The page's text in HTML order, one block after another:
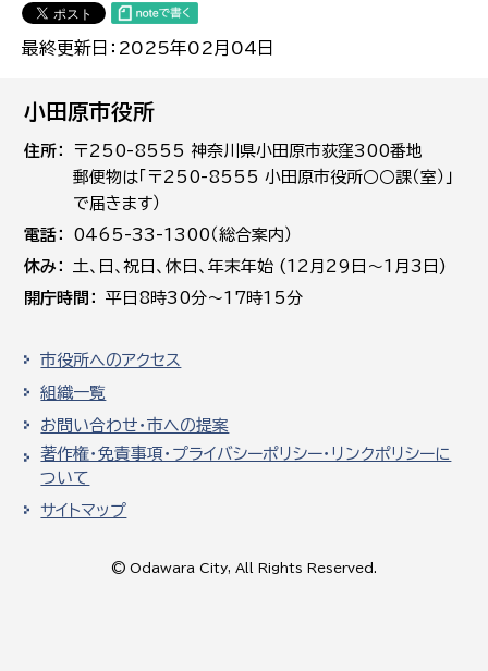
最終更新日：2025年02月04日
小田原市役所
住所
〒250-8555 神奈川県小田原市荻窪300番地
郵便物は「〒250-8555 小田原市役所○○課（室）」
で届きます）
電話
0465-33-1300（総合案内）
休み
土､日､祝日、休日、年末年始 (12月29日～1月3日)
開庁時間
平日8時30分～17時15分
市役所へのアクセス
組織一覧
お問い合わせ・市への提案
著作権・免責事項・プライバシーポリシー・リンクポリシーに
ついて
サイトマップ
© Odawara City, All Rights Reserved.